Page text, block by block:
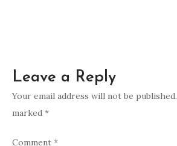
Leave a Reply
Your email address will not be published.
marked *
Comment *